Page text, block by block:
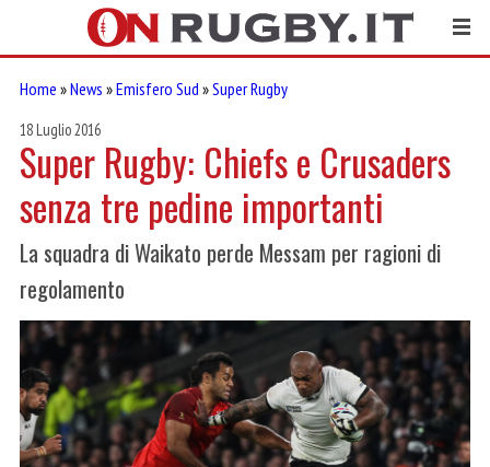
Home »News »Emisfero Sud »Super Rugby
18 Luglio 2016
Super Rugby: Chiefs e Crusaders
senza tre pedine importanti
La squadra di Waikato perde Messam per ragioni di
regolamento